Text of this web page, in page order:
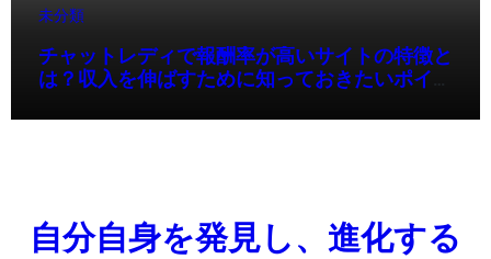
未分類
チャットレディで報酬率が高いサイトの特徴と
は？収入を伸ばすために知っておきたいポイン
自分自身を発見し、進化する